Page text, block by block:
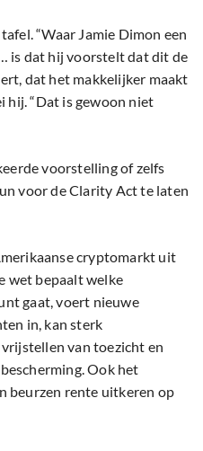
“Waar Jamie Dimon een
is dat hij voorstelt dat dit de
dat het makkelijker maakt
hij. “Dat is gewoon niet
voorstelling of zelfs
voor de Clarity Act te laten
cryptomarkt uit
wet bepaalt welke
gaat, voert nieuwe
in, kan sterk
van toezicht en
Ook het
beurzen rente uitkeren op